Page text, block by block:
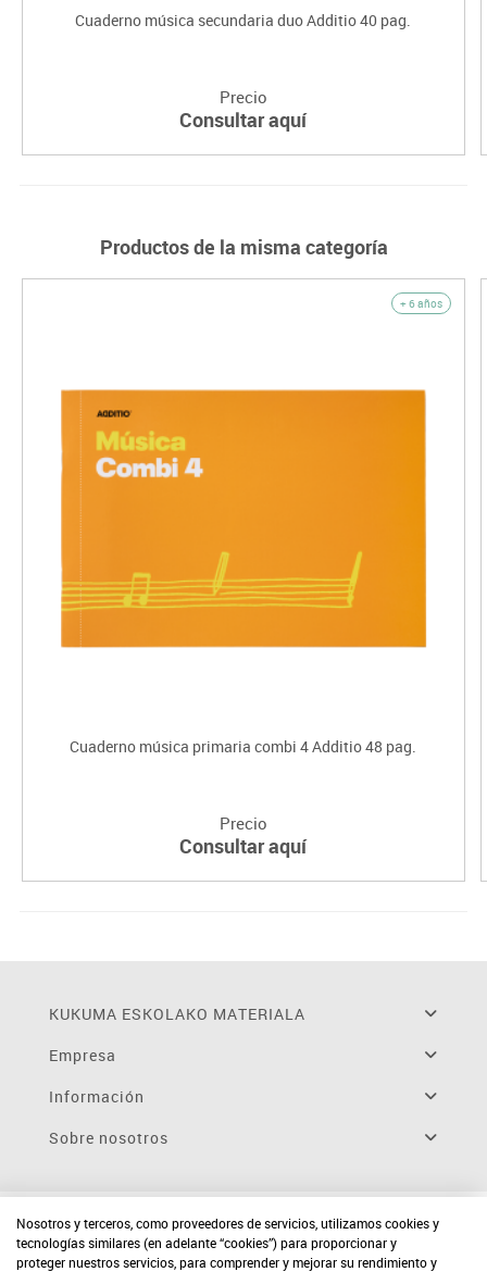
Cuaderno música secundaria duo Additio 40 pag.
Precio
Consultar aquí
Productos de la misma categoría
+ 6 años
Cuaderno música primaria combi 4 Additio 48 pag.
Precio
Consultar aquí
KUKUMA ESKOLAKO MATERIALA
Empresa
Información
Sobre nosotros
Nosotros y terceros, como proveedores de servicios, utilizamos cookies y
tecnologías similares (en adelante “cookies”) para proporcionar y
proteger nuestros servicios, para comprender y mejorar su rendimiento y